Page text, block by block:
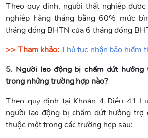
Theo quy định, người thất nghiệp
nghiệp hằng tháng bằng 60% mức
tháng đóng BHTN của 6 tháng đóng
>> Tham khảo:Thủ tục nhận bảo hiểm
5. Người lao động bị chấm dứt hưởng
trong những trường hợp nào?
Theo quy định tại Khoản 4 Điều 41
người lao động bị chấm dứt hưởng trợ
thuộc một trong các trường hợp sau: